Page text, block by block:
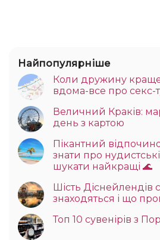
Найпопулярніше
Коли дружину
вдома-все про секс-
Величний Краків:
день з картою
Пікантний
знати про
шукати найкращі 🌊
Шість Діснейлендів
знаходяться і що
Топ 10 сувенірів з